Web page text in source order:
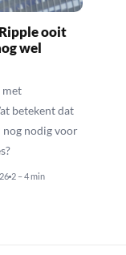
ooit
wel
met
betekent dat
nodig voor
2 – 4 min